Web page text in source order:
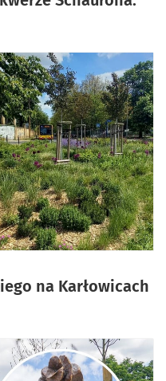
na Karłowicach